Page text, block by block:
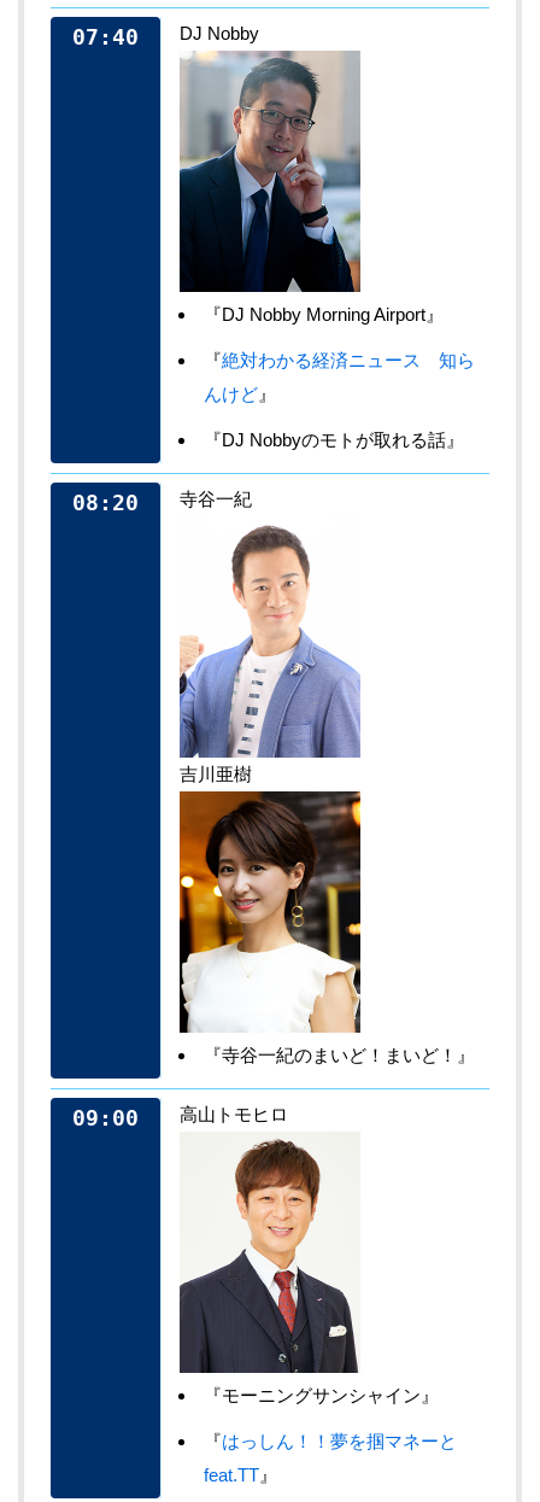
07:40 DJ Nobby
『DJ Nobby Morning Airport』
『絶対わかる経済ニュース 知ら
んけど 』
『DJ Nobbyのモトが取れる話』
08:20 寺谷一紀
吉川亜樹
『寺谷一紀のまいど！まいど！』
09:00 高山トモヒロ
『モーニングサンシャイン』
『はっしん！！夢を掴マネーと
feat.TT 』